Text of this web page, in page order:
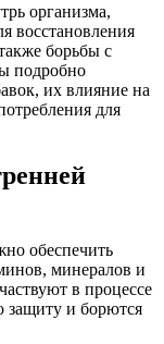
организма,
восстановления
борьбы с
подробно
их влияние на
для
обеспечить
минералов и
в процессе
защиту и борются